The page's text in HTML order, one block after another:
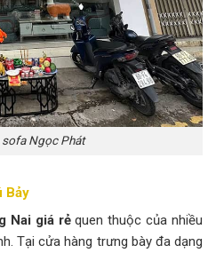
sofa Ngọc Phát
Bảy
Nai giá rẻquen thuộc của nhiều
Tại cửa hàng trưng bày đa dạng